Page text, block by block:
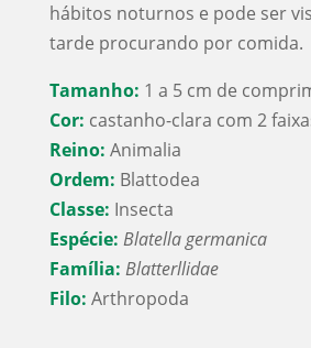
hábitos noturnos e pode ser
tarde procurando por comida.
Tamanho: 1 a 5 cm de
Cor: castanho-clara com 2
Reino: Animalia
Ordem: Blattodea
Classe: Insecta
Espécie: Blatella germanica
Família: Blatterllidae
Filo: Arthropoda